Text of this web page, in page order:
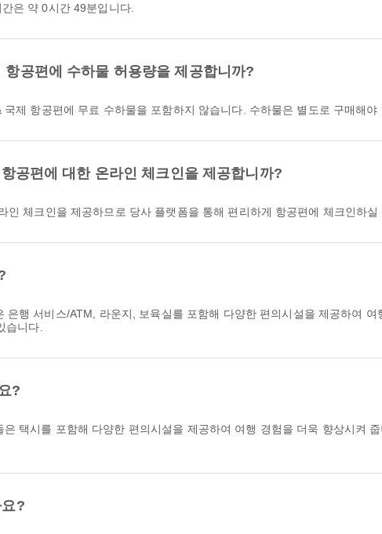
은 약 0시간 49분입니다.
공편에 수하물 허용량을 제공합니까?
제 항공편에 무료 수하물을 포함하지 않습니다. 수하물은 별도로 구매해야
공편에 대한 온라인 체크인을 제공합니까?
인 체크인을 제공하므로 당사 플랫폼을 통해 편리하게 항공편에 체크인하실
행 서비스/ATM, 라운지, 보육실를 포함해 다양한 편의시설을 제공하여 여
습니다.
?
택시를 포함해 다양한 편의시설을 제공하여 여행 경험을 더욱 향상시켜
?